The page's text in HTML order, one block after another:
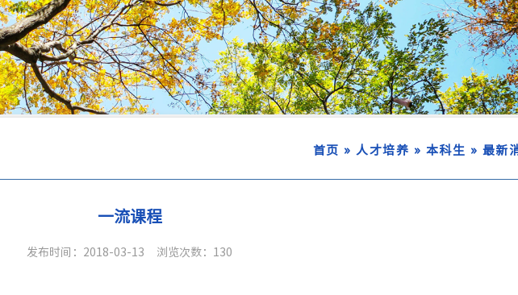
首页 » 人才培养 » 本科生 » 最新
一流课程
发布时间：2018-03-13 浏览次数： 130